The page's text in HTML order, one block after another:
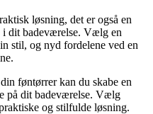
løsning, det er også en
i dit badeværelse. Vælg en
stil, og nyd fordelene ved en
føntørrer kan du skabe en
på dit badeværelse. Vælg
og stilfulde løsning.